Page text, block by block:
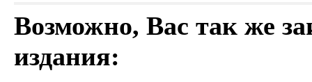
Возможно, Вас так же
издания: